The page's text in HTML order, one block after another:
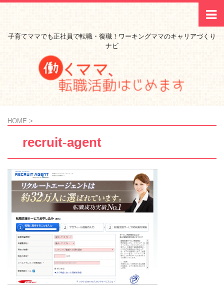
子育てママでも正社員で転職・復職！ワーキングママのキャリアづくり
ナビ
HOME >
recruit-agent